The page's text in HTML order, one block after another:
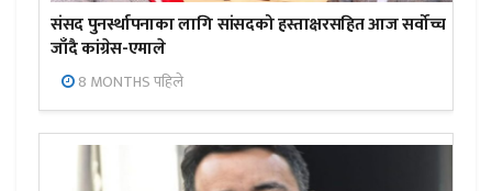
संसद पुनर्स्थापनाका लागि सांसदको हस्ताक्षरसहित आज सर्वोच्च
जाँदै कांग्रेस-एमाले
8 MONTHS पहिले